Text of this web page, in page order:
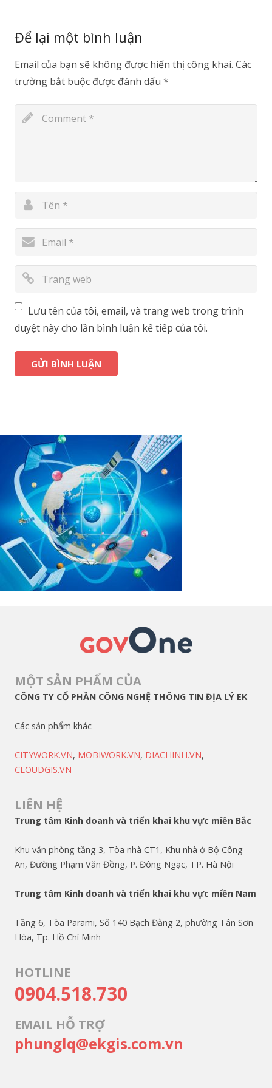
Để lại một bình luận
Email của bạn sẽ không được hiển thị công khai. Các
trường bắt buộc được đánh dấu *
Lưu tên của tôi, email, và trang web trong trình
duyệt này cho lần bình luận kế tiếp của tôi.
MỘT SẢN PHẨM CỦA
CÔNG TY CỔ PHẦN CÔNG NGHỆ THÔNG TIN ĐỊA LÝ EK
Các sản phẩm khác
CITYWORK.VN, MOBIWORK.VN, DIACHINH.VN,
CLOUDGIS.VN
LIÊN HỆ
Trung tâm Kinh doanh và triển khai khu vực miền Bắc
Khu văn phòng tầng 3, Tòa nhà CT1, Khu nhà ở Bộ Công
An, Đường Phạm Văn Đồng, P. Đông Ngạc, TP. Hà Nội
Trung tâm Kinh doanh và triển khai khu vực miền Nam
Tầng 6, Tòa Parami, Số 140 Bạch Đằng 2, phường Tân Sơn
Hòa, Tp. Hồ Chí Minh
HOTLINE
0904.518.730
EMAIL HỖ TRỢ
phunglq@ekgis.com.vn